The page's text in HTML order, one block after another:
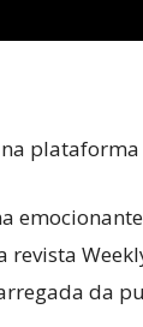
revista
da